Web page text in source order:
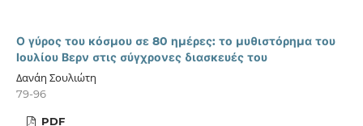
Ο γύρος του κόσμου σε 80 ημέρες: το μυθιστόρημα του
Ιουλίου Βερν στις σύγχρονες διασκευές του
Δανάη Σουλιώτη
79-96
PDF